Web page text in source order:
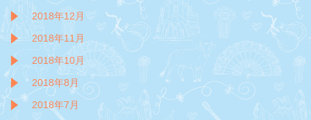
2018年12月
2018年11月
2018年10月
2018年8月
2018年7月